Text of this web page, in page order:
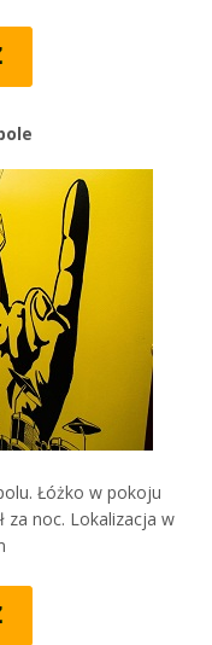
Łóżko w pokoju
za noc. Lokalizacja w